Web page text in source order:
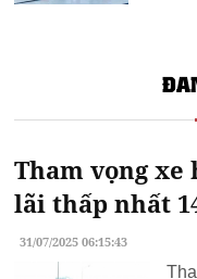
Tham vọng
lãi thấp nhất
31/07/2025 06:15:43